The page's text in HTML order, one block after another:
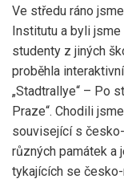
Ve středu ráno
Institutu a byli
studenty z jiných
proběhla
„Stadtrallye“ – Po
Praze“. Chodili
související s
různých památek a
tykajících se